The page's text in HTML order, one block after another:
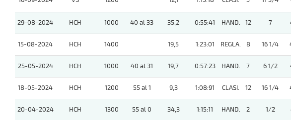
29-08-2024 HCH 1000 40 al 33 35,2 0:55:41 HAND. 12 7
15-08-2024 HCH 1400 19,5 1:23:01 REGLA. 8 16 1/4
25-05-2024 HCH 1000 40 al 31 19,7 0:57:23 HAND. 7 6 1/2
18-05-2024 HCH 1200 55 al 1 9,3 1:08:91 CLASI. 12 16 1/4
20-04-2024 HCH 1300 55 al 0 34,3 1:15:11 HAND. 2 1/2